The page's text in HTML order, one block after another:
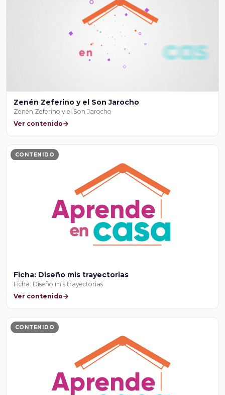
Zenén Zeferino y el Son Jarocho
Zenén Zeferino y el Son Jarocho
Ver contenido
CONTENIDO
Ficha: Diseño mis trayectorias
Ficha: Diseño mis trayectorias
Ver contenido
CONTENIDO